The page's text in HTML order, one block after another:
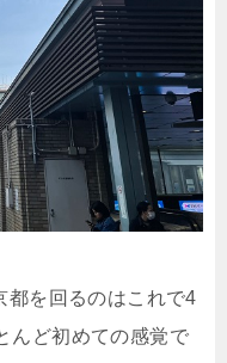
都を回るのはこれで4
んど初めての感覚で